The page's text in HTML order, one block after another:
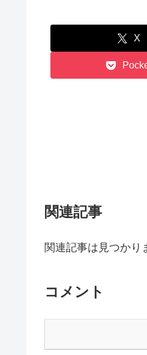
X
関連記事
関連記事は見つかり
コメント